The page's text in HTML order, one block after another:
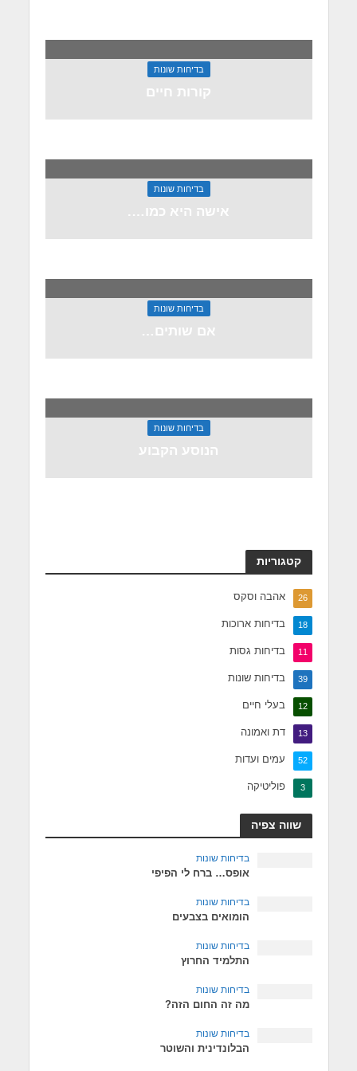
בדיחות שונות
קורות חיים
בדיחות שונות
אישה היא כמו….
בדיחות שונות
אם שותים…
בדיחות שונות
הנוסע הקבוע
קטגוריות
אהבה וסקס 26
בדיחות ארוכות 18
בדיחות גסות 11
בדיחות שונות 39
בעלי חיים 12
דת ואמונה 13
עמים ועדות 52
פוליטיקה 3
שווה צפיה
בדיחות שונות
אופס… ברח לי הפיפי
בדיחות שונות
הומואים בצבעים
בדיחות שונות
התלמיד החרוץ
בדיחות שונות
מה זה החום הזה?
בדיחות שונות
הבלונדינית והשוטר